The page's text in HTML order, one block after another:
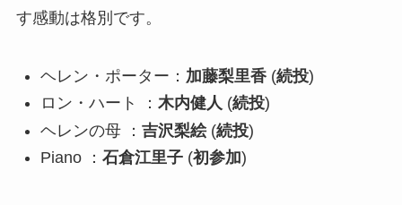
す感動は格別です。
ヘレン・ポーター： 加藤梨里香(続投)
ロン・ハート ： 木内健人 (続投)
ヘレンの母 ： 吉沢梨絵(続投)
Piano ： 石倉江里子(初参加)